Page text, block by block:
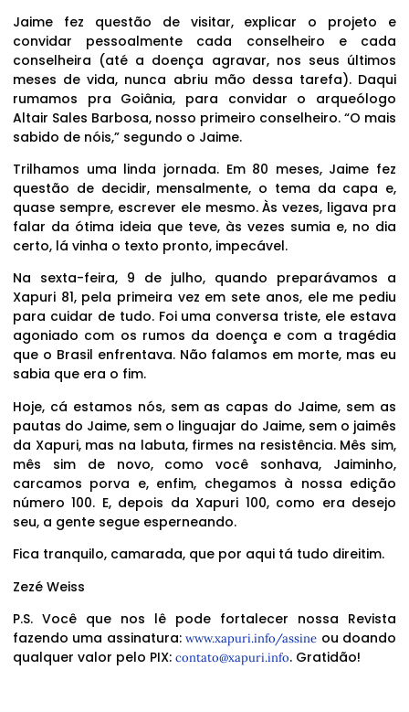
Jaime fez questão de visitar, explicar o projeto e
convidar pessoalmente cada conselheiro e cada
conselheira (até a doença agravar, nos seus últimos
meses de vida, nunca abriu mão dessa tarefa). Daqui
rumamos pra Goiânia, para convidar o arqueólogo
Altair Sales Barbosa, nosso primeiro conselheiro. “O mais
sabido de nóis,” segundo o Jaime.
Trilhamos uma linda jornada. Em 80 meses, Jaime fez
questão de decidir, mensalmente, o tema da capa e,
quase sempre, escrever ele mesmo. Às vezes, ligava pra
falar da ótima ideia que teve, às vezes sumia e, no dia
certo, lá vinha o texto pronto, impecável.
Na sexta-feira, 9 de julho, quando preparávamos a
Xapuri 81, pela primeira vez em sete anos, ele me pediu
para cuidar de tudo. Foi uma conversa triste, ele estava
agoniado com os rumos da doença e com a tragédia
que o Brasil enfrentava. Não falamos em morte, mas eu
sabia que era o fim.
Hoje, cá estamos nós, sem as capas do Jaime, sem as
pautas do Jaime, sem o linguajar do Jaime, sem o jaimês
da Xapuri, mas na labuta, firmes na resistência. Mês sim,
mês sim de novo, como você sonhava, Jaiminho,
carcamos porva e, enfim, chegamos à nossa edição
número 100. E, depois da Xapuri 100, como era desejo
seu, a gente segue esperneando.
Fica tranquilo, camarada, que por aqui tá tudo direitim.
Zezé Weiss
P.S. Você que nos lê pode fortalecer nossa Revista
fazendo uma assinatura:www.xapuri.info/assine ou doando
qualquer valor pelo PIX: contato@xapuri.info. Gratidão!